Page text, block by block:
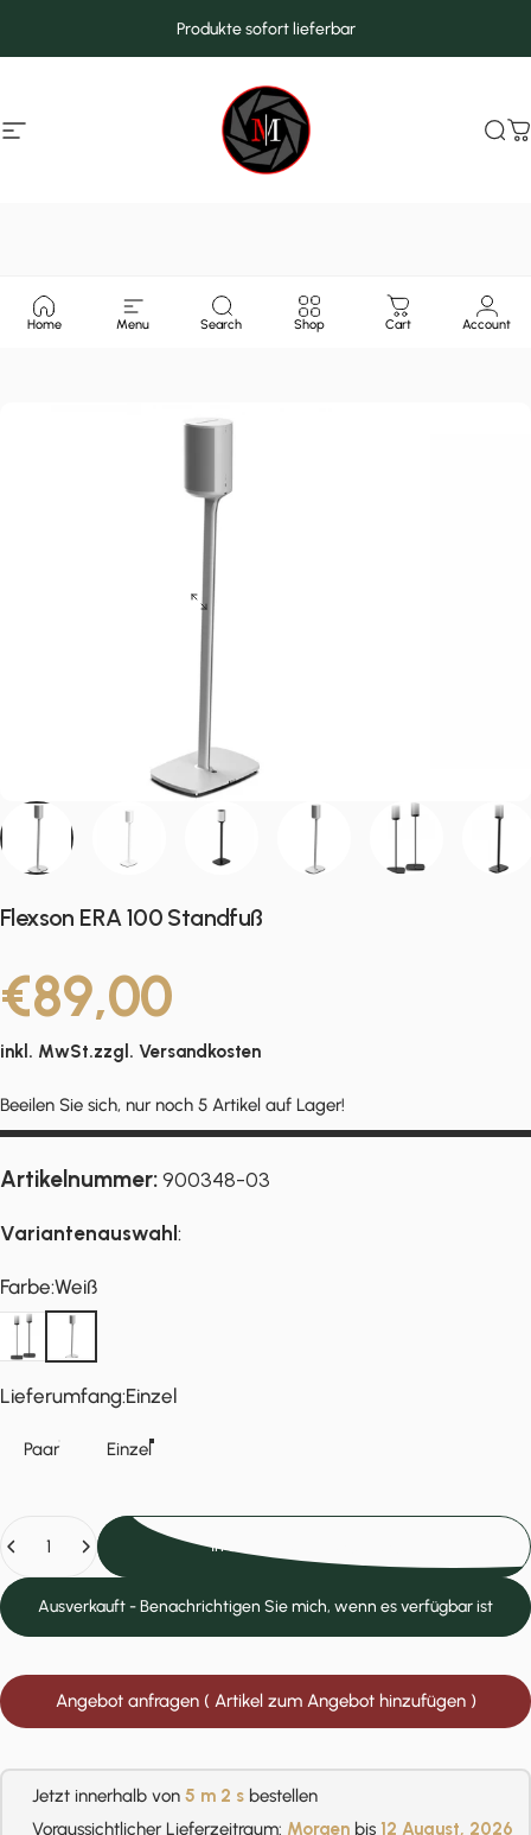
Produkte sofort lieferbar
Seitennavigation MarcMax Shop
Home Menu Search Shop Cart Account
Flexson ERA 100 Standfuß
€89,00
inkl. MwSt.zzgl. Versandkosten
Beeilen Sie sich, nur noch 5 Artikel auf Lager!
Artikelnummer:900348-03
Variantenauswahl :
Farbe
Farbe:Weiß
Schwarz
Weiß
Lieferumfang
Lieferumfang:Einzel
Paar Einzel
In den Einkaufswagen legen
Ausverkauft - Benachrichtigen Sie mich, wenn es verfügbar ist
Angebot anfragen ( Artikel zum Angebot hinzufügen )
Jetzt innerhalb von 5 m 1 s bestellen
Voraussichtlicher Lieferzeitraum: Morgen bis 12 August, 2026